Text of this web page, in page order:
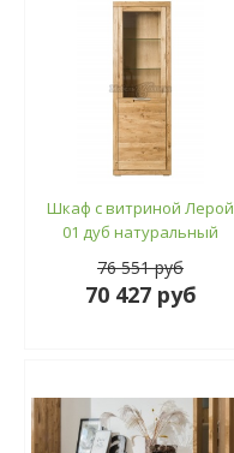
Шкаф с витриной Лерой
01 дуб натуральный
76 551 руб
70 427 руб